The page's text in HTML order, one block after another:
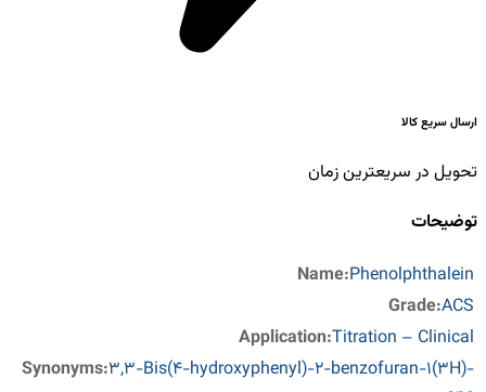
ارسال سریع کالا
تحویل در سریعترین زمان
توضیحات
Name:Phenolphthalein
Grade:ACS
Application:Titration – Clinical
Synonyms:3,3-Bis(4-hydroxyphenyl)-2-benzofuran-1(3H)-